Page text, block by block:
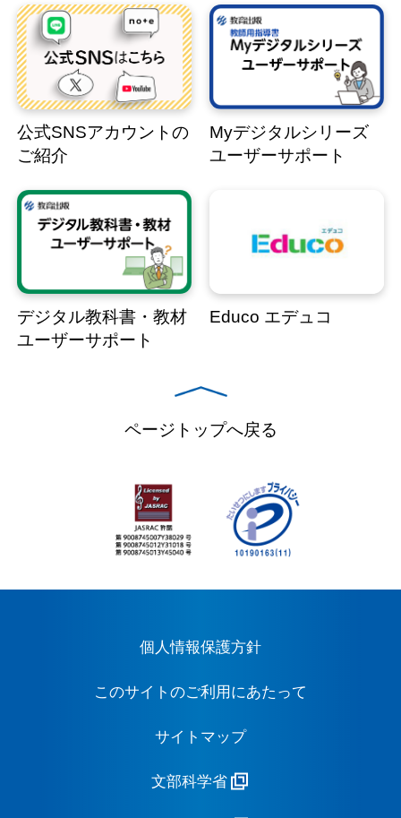
公式SNSアカウントの
ご紹介
Myデジタルシリーズ
ユーザーサポート
デジタル教科書・教材
ユーザーサポート
Educo エデュコ
ページトップへ戻る
個人情報保護方針
このサイトのご利用にあたって
サイトマップ
文部科学省